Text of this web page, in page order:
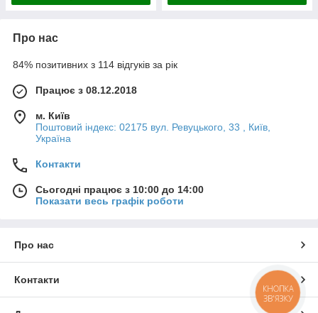
Про нас
84% позитивних з 114 відгуків за рік
Працює з 08.12.2018
м. Київ
Поштовий індекс: 02175 вул. Ревуцького, 33 , Київ,
Україна
Контакти
Сьогодні працює з 10:00 до 14:00
Показати весь графік роботи
Про нас
Контакти
КНОПКА
ЗВ'ЯЗКУ